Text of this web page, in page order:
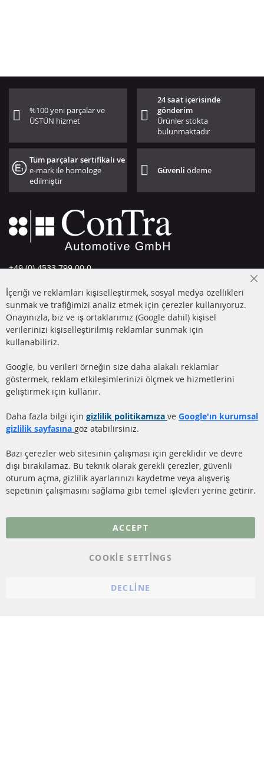
%100 yeni parçalar ve
ÜSTÜN hizmet
24 saat içerisinde
gönderim
Ürünler stokta
bulunmaktadır
Tüm parçalar sertifikalı ve
e-mark ile homologe
edilmiştir
Güvenliödeme
+49 (0) 4533 799 00 0
info@contra-automotive.de
facebook
instagram
HIZLI LİNKLER
(DPF)
DİZEL PARTİKÜL FİLTRESİ
KATALİZÖR (KAT)
SSS
MÜŞTERİ
Hakkımızda
Gönderim ücreti
Daha fazla link
Veri koruma
Genel Çalışma Koşulları
İçeriği ve reklamları kişiselleştirmek, sosyal medya özellikleri
sunmak ve trafiğimizi analiz etmek için çerezler kullanıyoruz.
Onayınızla, biz ve iş ortaklarımız (Google dahil) kişisel
verilerinizi kişiselleştirilmiş reklamlar sunmak için
kullanabiliriz.
Google, bu verileri örneğin size daha alakalı reklamlar
göstermek, reklam etkileşimlerinizi ölçmek ve hizmetlerini
geliştirmek için kullanır.
Daha fazla bilgi için gizlilik politikamıza ve Google'ın kurumsal
gizlilik sayfasına göz atabilirsiniz.
Bazı çerezler web sitesinin çalışması için gereklidir ve devre
dışı bırakılamaz. Bu teknik olarak gerekli çerezler, güvenli
oturum açma, gizlilik ayarlarınızı kaydetme veya alışveriş
sepetinin çalışmasını sağlama gibi temel işlevleri yerine getirir.
ACCEPT
COOKIE SETTINGS
DECLINE